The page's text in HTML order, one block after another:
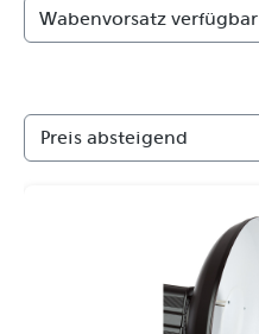
Wabenvorsatz verfügbar